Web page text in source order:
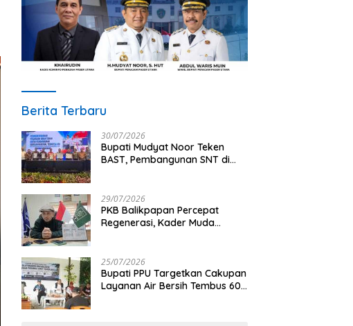
Berita Terbaru
30/07/2026
Bupati Mudyat Noor Teken
BAST, Pembangunan SNT di
29/07/2026
PKB Balikpapan Percepat
Regenerasi, Kader Muda
25/07/2026
Bupati PPU Targetkan Cakupan
Layanan Air Bersih Tembus 60